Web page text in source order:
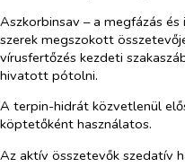
Aszkorbinsav – a megfázás
szerek megszokott
vírusfertőzés kezdeti
hivatott pótolni.
A terpin-hidrát közvetlenül
köptetőként használatos.
Az aktív összetevők szedatív